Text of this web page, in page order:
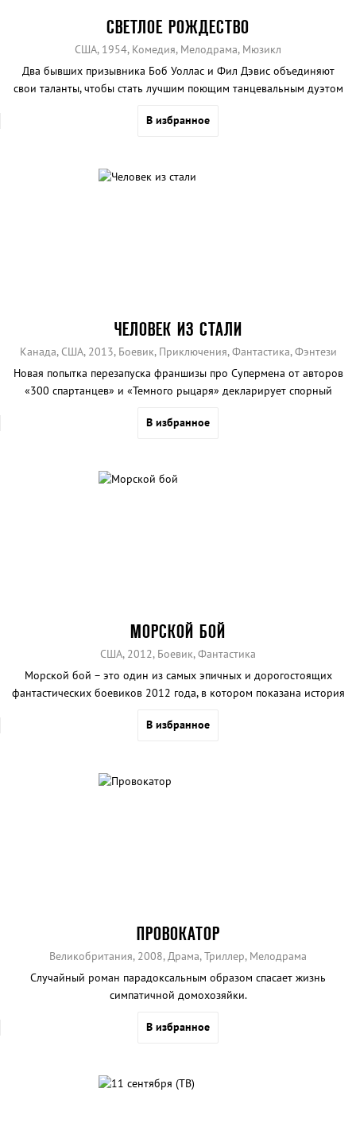
СВЕТЛОЕ РОЖДЕСТВО
США, 1954, Комедия, Мелодрама, Мюзикл
Два бывших призывника Боб Уоллас и Фил Дэвис объединяют
свои таланты, чтобы стать лучшим поющим танцевальным дуэтом
В избранное
ЧЕЛОВЕК ИЗ СТАЛИ
Канада, США, 2013, Боевик, Приключения, Фантастика, Фэнтези
Новая попытка перезапуска франшизы про Супермена от авторов
«300 спартанцев» и «Темного рыцаря» декларирует спорный
выражением лица.
В избранное
МОРСКОЙ БОЙ
США, 2012, Боевик, Фантастика
Морской бой – это один из самых эпичных и дорогостоящих
фантастических боевиков 2012 года, в котором показана история
В избранное
ПРОВОКАТОР
Великобритания, 2008, Драма, Триллер, Мелодрама
Случайный роман парадоксальным образом спасает жизнь
симпатичной домохозяйки.
В избранное